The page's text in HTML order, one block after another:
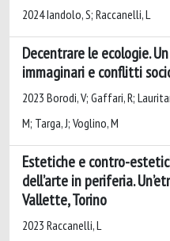
2024 Iandolo, S; Raccanelli, L
Decentrare le ecologie.
immaginari e conflitti
2023 Borodi, V; Gaffari, R;
M; Targa, J; Voglino, M
Estetiche e contro-
dell’arte in periferia.
Vallette, Torino
2023 Raccanelli, L